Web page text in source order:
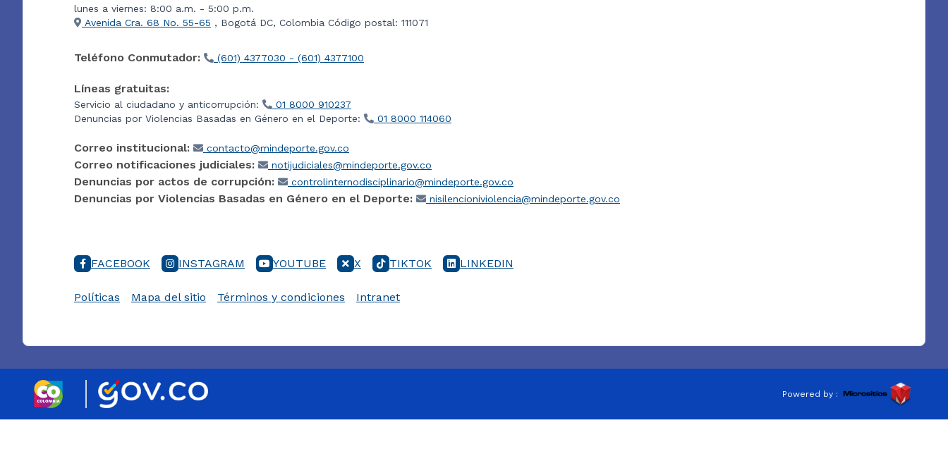
lunes a viernes: 8:00 a.m. - 5:00 p.m.
Avenida Cra. 68 No. 55-65 , Bogotá DC, Colombia Código postal: 111071
Teléfono Conmutador: (601) 4377030 - (601) 4377100
Líneas gratuitas:
Servicio al ciudadano y anticorrupción:
01 8000 910237
Denuncias por Violencias Basadas en Género en el Deporte:
01 8000 114060
Correo institucional: contacto@mindeporte.gov.co
Correo notificaciones judiciales: notijudiciales@mindeporte.gov.co
Denuncias por actos de corrupción: controlinternodisciplinario@mindeporte.gov.co
Denuncias por Violencias Basadas en Género en el Deporte: nisilencioniviolencia@mindeporte.gov.co
FACEBOOK INSTAGRAM YOUTUBE X TIKTOK LINKEDIN
Políticas Mapa del sitio Términos y condiciones Intranet
Powered by :